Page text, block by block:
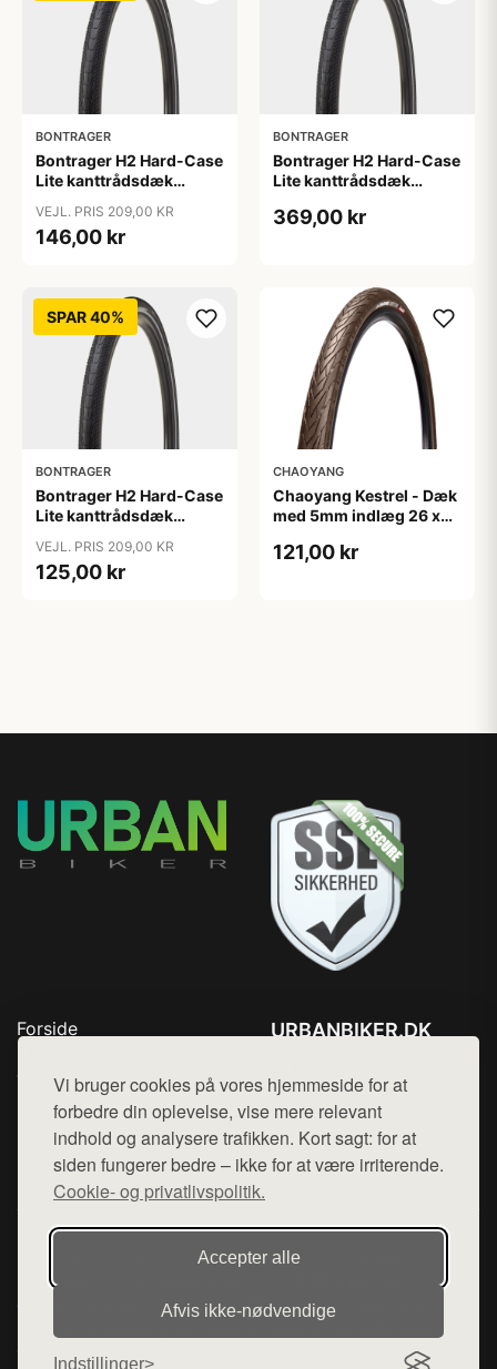
Vi bruger cookies på vores hjemmeside for at
forbedre din oplevelse, vise mere relevant
indhold og analysere trafikken. Kort sagt: for at
siden fungerer bedre – ikke for at være irriterende.
Cookie- og privatlivspolitik.
Accepter alle
Afvis ikke‑nødvendige
Indstillinger
BONTRAGER
Bontrager H2 Hard-Case
Lite kanttrådsdæk
refleks
VEJL. PRIS 209,00 KR
146,00 kr
BONTRAGER
Bontrager H2 Hard-Case
Lite kanttrådsdæk
refleks
369,00 kr
SPAR 40%
BONTRAGER
Bontrager H2 Hard-Case
Lite kanttrådsdæk
refleks
VEJL. PRIS 209,00 KR
125,00 kr
CHAOYANG
Chaoyang Kestrel - Dæk
med 5mm indlæg 26 x
Brun
121,00 kr
Forside
Top Rabatter
Blog
Kontakt
URBANBIKER.DK
Mail: hej@want.dk
Cookie- og privatlivspolitik
Denne side er en del af want.dk, der udgiver en række
hjemmesider med præsentation af forskellige produkter fra
diverse webshops. Der sælges ikke varer fra denne side - vi
varerne på lager.